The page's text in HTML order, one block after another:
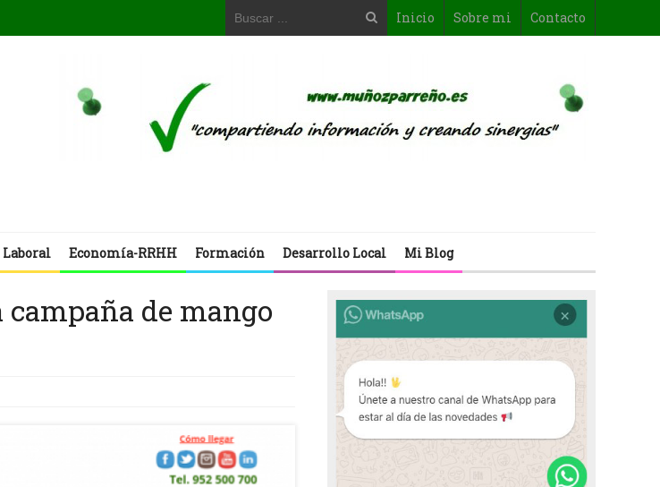
Inicio Sobre mi Contacto
Economía-RRHH Formación Desarrollo Local Mi Blog
campaña de mango